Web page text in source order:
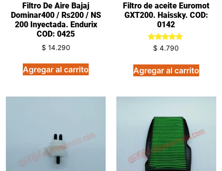
Filtro De Aire Bajaj
Dominar400 / Rs200 / NS
200 Inyectada. Endurix
COD: 0425
$ 14.290
Agregar al carrito
Filtro de aceite Euromot
GXT200. Haissky. COD:
0142
Valorado
en
de 5
$ 4.790
Agregar al carrito